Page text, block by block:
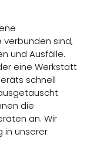
verbunden sind,
und Ausfälle.
eine Werkstatt
schnell
die
an. Wir
in unserer